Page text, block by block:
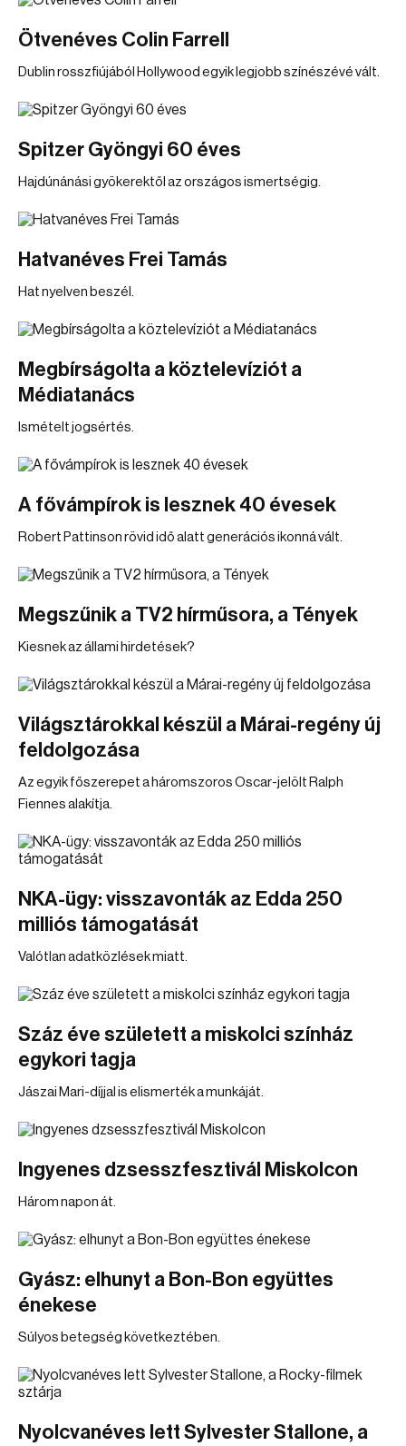
Ötvenéves Colin Farrell
Dublin rosszfiújából Hollywood egyik legjobb színészévé vált.
Spitzer Gyöngyi 60 éves
Hajdúnánási gyökerektől az országos ismertségig.
Hatvanéves Frei Tamás
Hat nyelven beszél.
Megbírságolta a köztelevíziót a
Médiatanács
Ismételt jogsértés.
A fővámpírok is lesznek 40 évesek
Robert Pattinson rövid idő alatt generációs ikonná vált.
Megszűnik a TV2 hírműsora, a Tények
Kiesnek az állami hirdetések?
Világsztárokkal készül a Márai-regény új
feldolgozása
Az egyik főszerepet a háromszoros Oscar-jelölt Ralph
Fiennes alakítja.
NKA-ügy: visszavonták az Edda 250
milliós támogatását
Valótlan adatközlések miatt.
Száz éve született a miskolci színház
egykori tagja
Jászai Mari-díjjal is elismerték a munkáját.
Ingyenes dzsesszfesztivál Miskolcon
Három napon át.
Gyász: elhunyt a Bon-Bon együttes
énekese
Súlyos betegség következtében.
Nyolcvanéves lett Sylvester Stallone, a